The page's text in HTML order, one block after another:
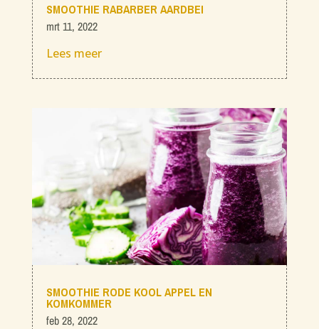
SMOOTHIE RABARBER AARDBEI
mrt 11, 2022
Lees meer
SMOOTHIE RODE KOOL APPEL EN
KOMKOMMER
feb 28, 2022